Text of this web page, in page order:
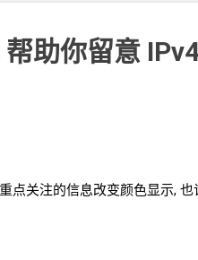
帮助你留意
点关注的信息改变颜色显示,